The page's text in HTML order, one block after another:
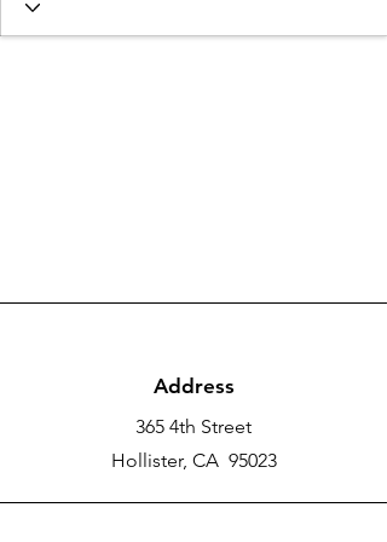
Address
365 4th Street
Hollister, CA 95023